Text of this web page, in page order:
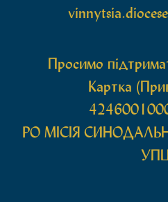
Просимо
Картка
РО МIСIЯ